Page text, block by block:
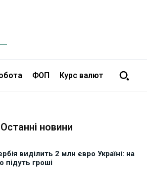
ФОП Курс валют
Останні новини
виділить 2 млн євро Україні: на
підуть гроші